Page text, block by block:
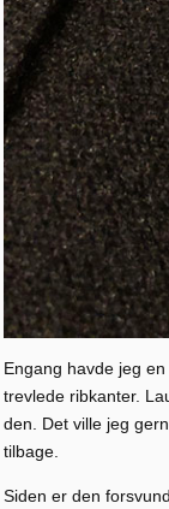
Engang havde jeg
trevlede ribkanter.
den. Det ville jeg
tilbage.
Siden er den